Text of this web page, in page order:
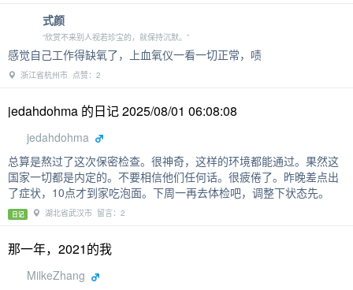
式颜
“欣赏不来别人视若珍宝的，就保持沉默。”
感觉自己工作得缺氧了，上血氧仪一看一切正常，啧
浙江省杭州市 点赞：2
jedahdohma 的日记 2025/08/01 06:08:08
jedahdohma
总算是熬过了这次保密检查。很神奇，这样的环境都能通过。果然这
国家一切都是内定的。不要相信他们任何话。很疲倦了。昨晚差点出
了症状，10点才到家吃泡面。下周一再去体检吧，调整下状态先。
日记 湖北省武汉市 留言：2
那一年，2021的我
MilkeZhang